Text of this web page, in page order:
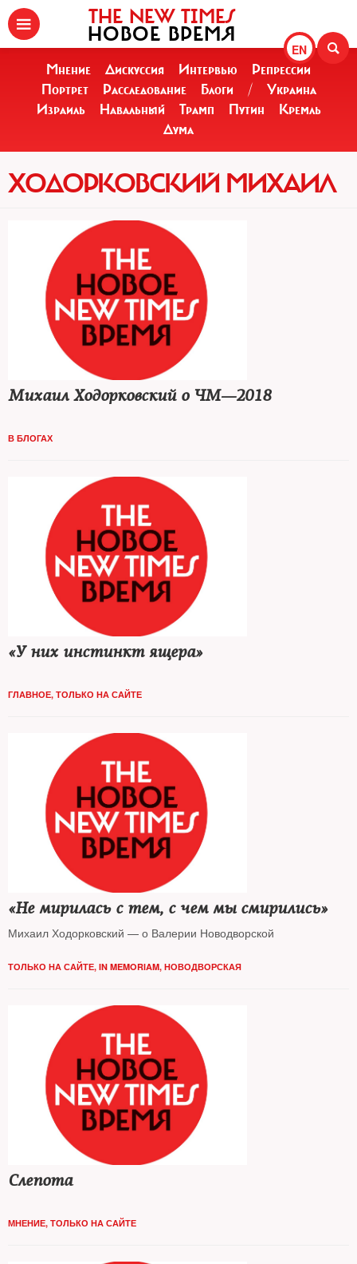
EN
THE NEW TIMES
НОВОЕ ВРЕМЯ
Мнение Дискуссия Интервью
Репрессии
Портрет
Расследование Блоги /
Украина
Израиль
Навальный Трамп Путин
Кремль
Дума
ХОДОРКОВСКИЙ МИХАИЛ
Михаил Ходорковский о ЧМ—2018
В БЛОГАХ
«У них инстинкт ящера»
ГЛАВНОЕ, ТОЛЬКО НА САЙТЕ
«Не мирилась с тем, с чем мы смирились»
Михаил Ходорковский — о Валерии Новодворской
ТОЛЬКО НА САЙТЕ, IN MEMORIAM, НОВОДВОРСКАЯ
Слепота
МНЕНИЕ, ТОЛЬКО НА САЙТЕ